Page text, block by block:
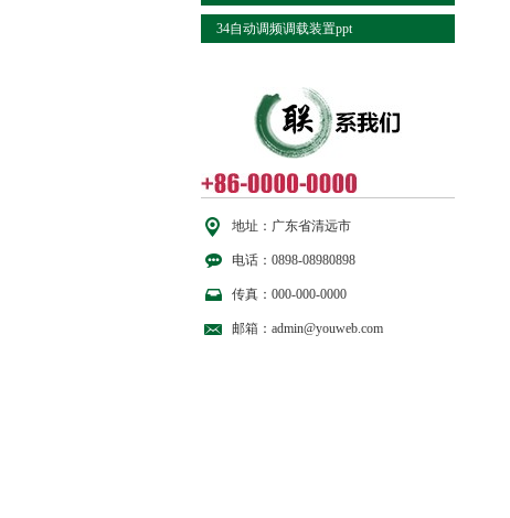
34自动调频调载装置ppt
地址：广东省清远市
电话：0898-08980898
传真：000-000-0000
邮箱：admin@youweb.com